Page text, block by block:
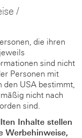
/
die ihren
sind nicht
Personen mit
den USA bestimmt,
nicht nach
sind.
Inhalte stellen
Werbehinweise,